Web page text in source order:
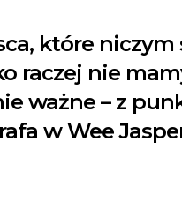
które
raczej nie
ważne – z
w Wee